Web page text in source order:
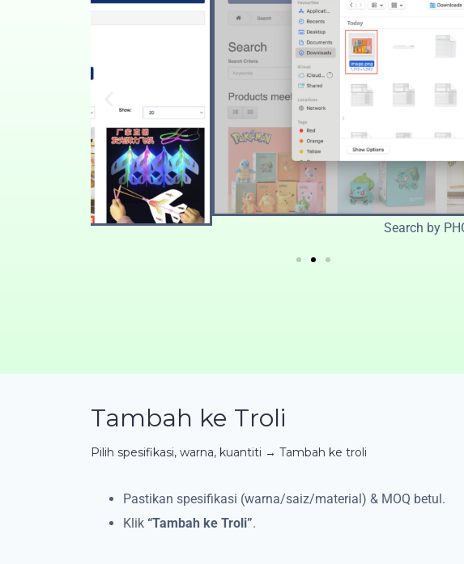
Tambah ke Troli
Pilih spesifikasi, warna, kuantiti → Tambah ke troli
Pastikan spesifikasi (warna/saiz/material) & MOQ betul.
Klik “Tambah ke Troli”.